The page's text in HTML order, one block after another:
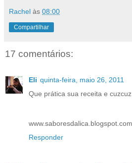
Rachel às 08:00
Compartilhar
17 comentários:
Eli quinta-feira, maio 26, 2011
Que prática sua receita e
www.saboresdalica.blogspot.com
Responder